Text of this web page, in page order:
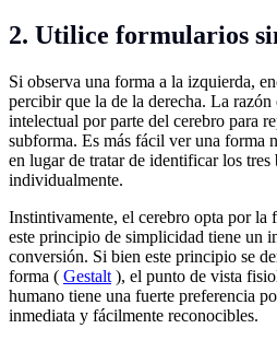
2. Utilice formularios
Si observa una forma a la izquierda,
percibir que la de la derecha. La razón
intelectual por parte del cerebro para
subforma. Es más fácil ver una forma
en lugar de tratar de identificar los
individualmente.
Instintivamente, el cerebro opta por la
este principio de simplicidad tiene un
conversión. Si bien este principio se
forma ( Gestalt ), el punto de vista
humano tiene una fuerte preferencia
inmediata y fácilmente reconocibles.